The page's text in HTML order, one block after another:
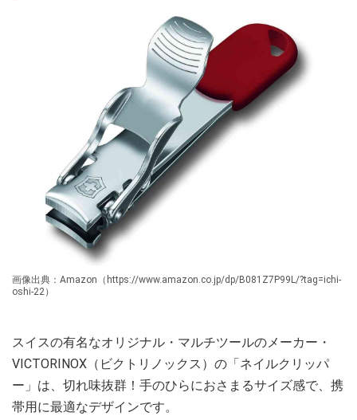
画像出典：Amazon（https://www.amazon.co.jp/dp/B081Z7P99L/?tag=ichi-
oshi-22）
スイスの有名なオリジナル・マルチツールのメーカー・
VICTORINOX（ビクトリノックス）の「ネイルクリッパ
ー」は、切れ味抜群！手のひらにおさまるサイズ感で、携
帯用に最適なデザインです。